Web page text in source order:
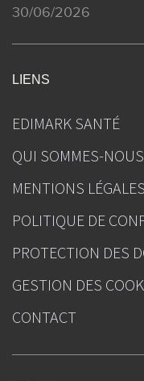
30/06/2026
LIENS
EDIMARK SANTÉ
QUI SOMMES-
MENTIONS LÉGALES
POLITIQUE DE
PROTECTION DES
GESTION DES
CONTACT